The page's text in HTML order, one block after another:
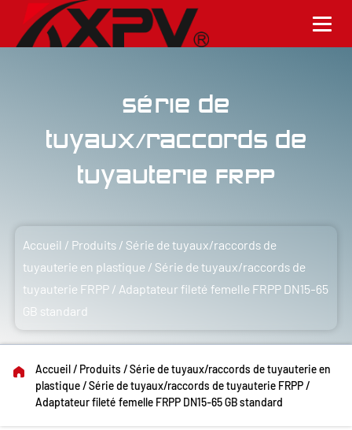
Série de
tuyaux/raccords de
tuyauterie FRPP
Accueil / Produits /Série de tuyaux/raccords de
tuyauterie en plastique /Série de tuyaux/raccords de
tuyauterie FRPP / Adaptateur fileté femelle FRPP DN15-65
GB standard
Accueil/ Produits /Série de tuyaux/raccords de tuyauterie en
plastique/Série de tuyaux/raccords de tuyauterie FRPP/
Adaptateur fileté femelle FRPP DN15-65 GB standard